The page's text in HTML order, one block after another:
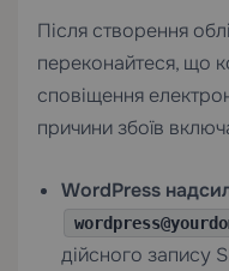
Після створення
переконайтеся, що
сповіщення
причини збоїв
WordPress
дійсного запису